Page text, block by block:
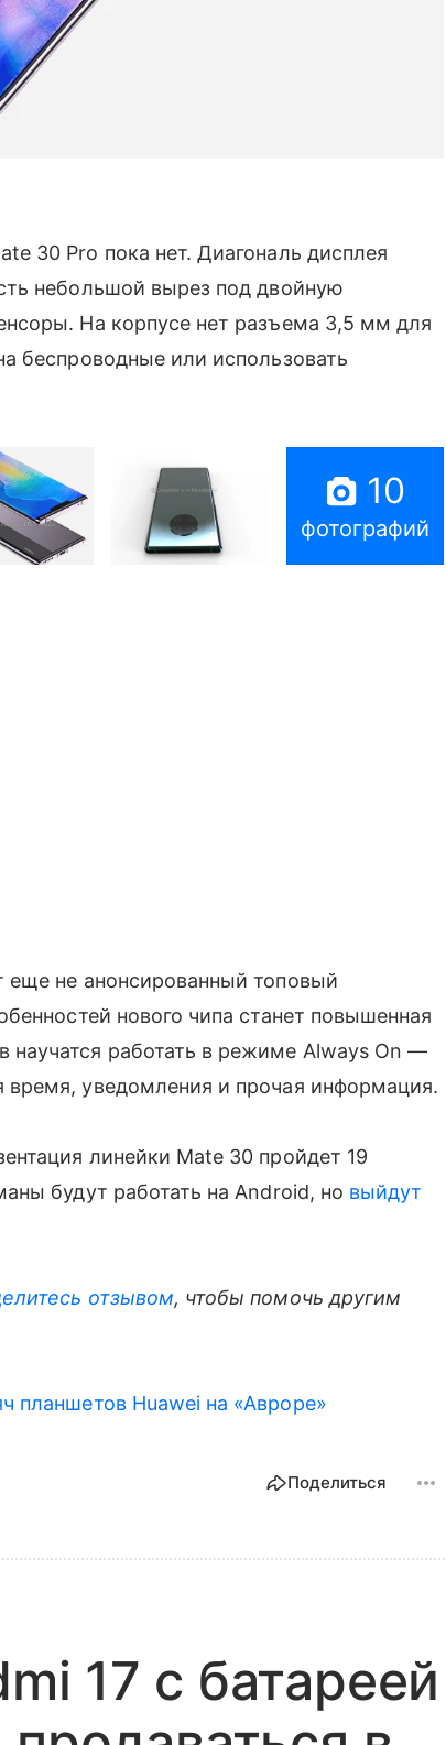
30 Pro пока нет. Диагональ дисплея
небольшой вырез под двойную
На корпусе нет разъема 3,5 мм для
беспроводные или использовать
10
фотографий
еще не анонсированный топовый
нового чипа станет повышенная
научатся работать в режиме Always On —
время, уведомления и прочая информация.
линейки Mate 30 пройдет 19
будут работать на Android, но выйдут
отзывом, чтобы помочь другим
планшетов Huawei на «Авроре»
Поделиться
17 с батареей